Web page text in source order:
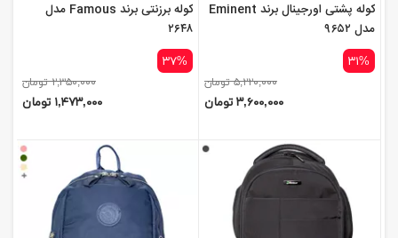
کوله پشتی اورجینال برند Eminent
مدل ۹۶۵۲
۳۱%
۵,۲۲۰,۰۰۰ تومان
۳,۶۰۰,۰۰۰ تومان
کوله برزنتی برند Famous مدل
۲۶۴۸
۳۷%
۲,۳۵۰,۰۰۰ تومان
۱,۴۷۳,۰۰۰ تومان